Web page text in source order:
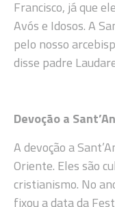
Francisco, já que
Avós e Idosos. A
pelo nosso
disse padre
Devoção a
A devoção a
Oriente. Eles são
cristianismo. No
fixou a data da